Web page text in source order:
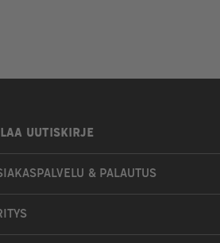
UUTISKIRJE
& PALAUTUS